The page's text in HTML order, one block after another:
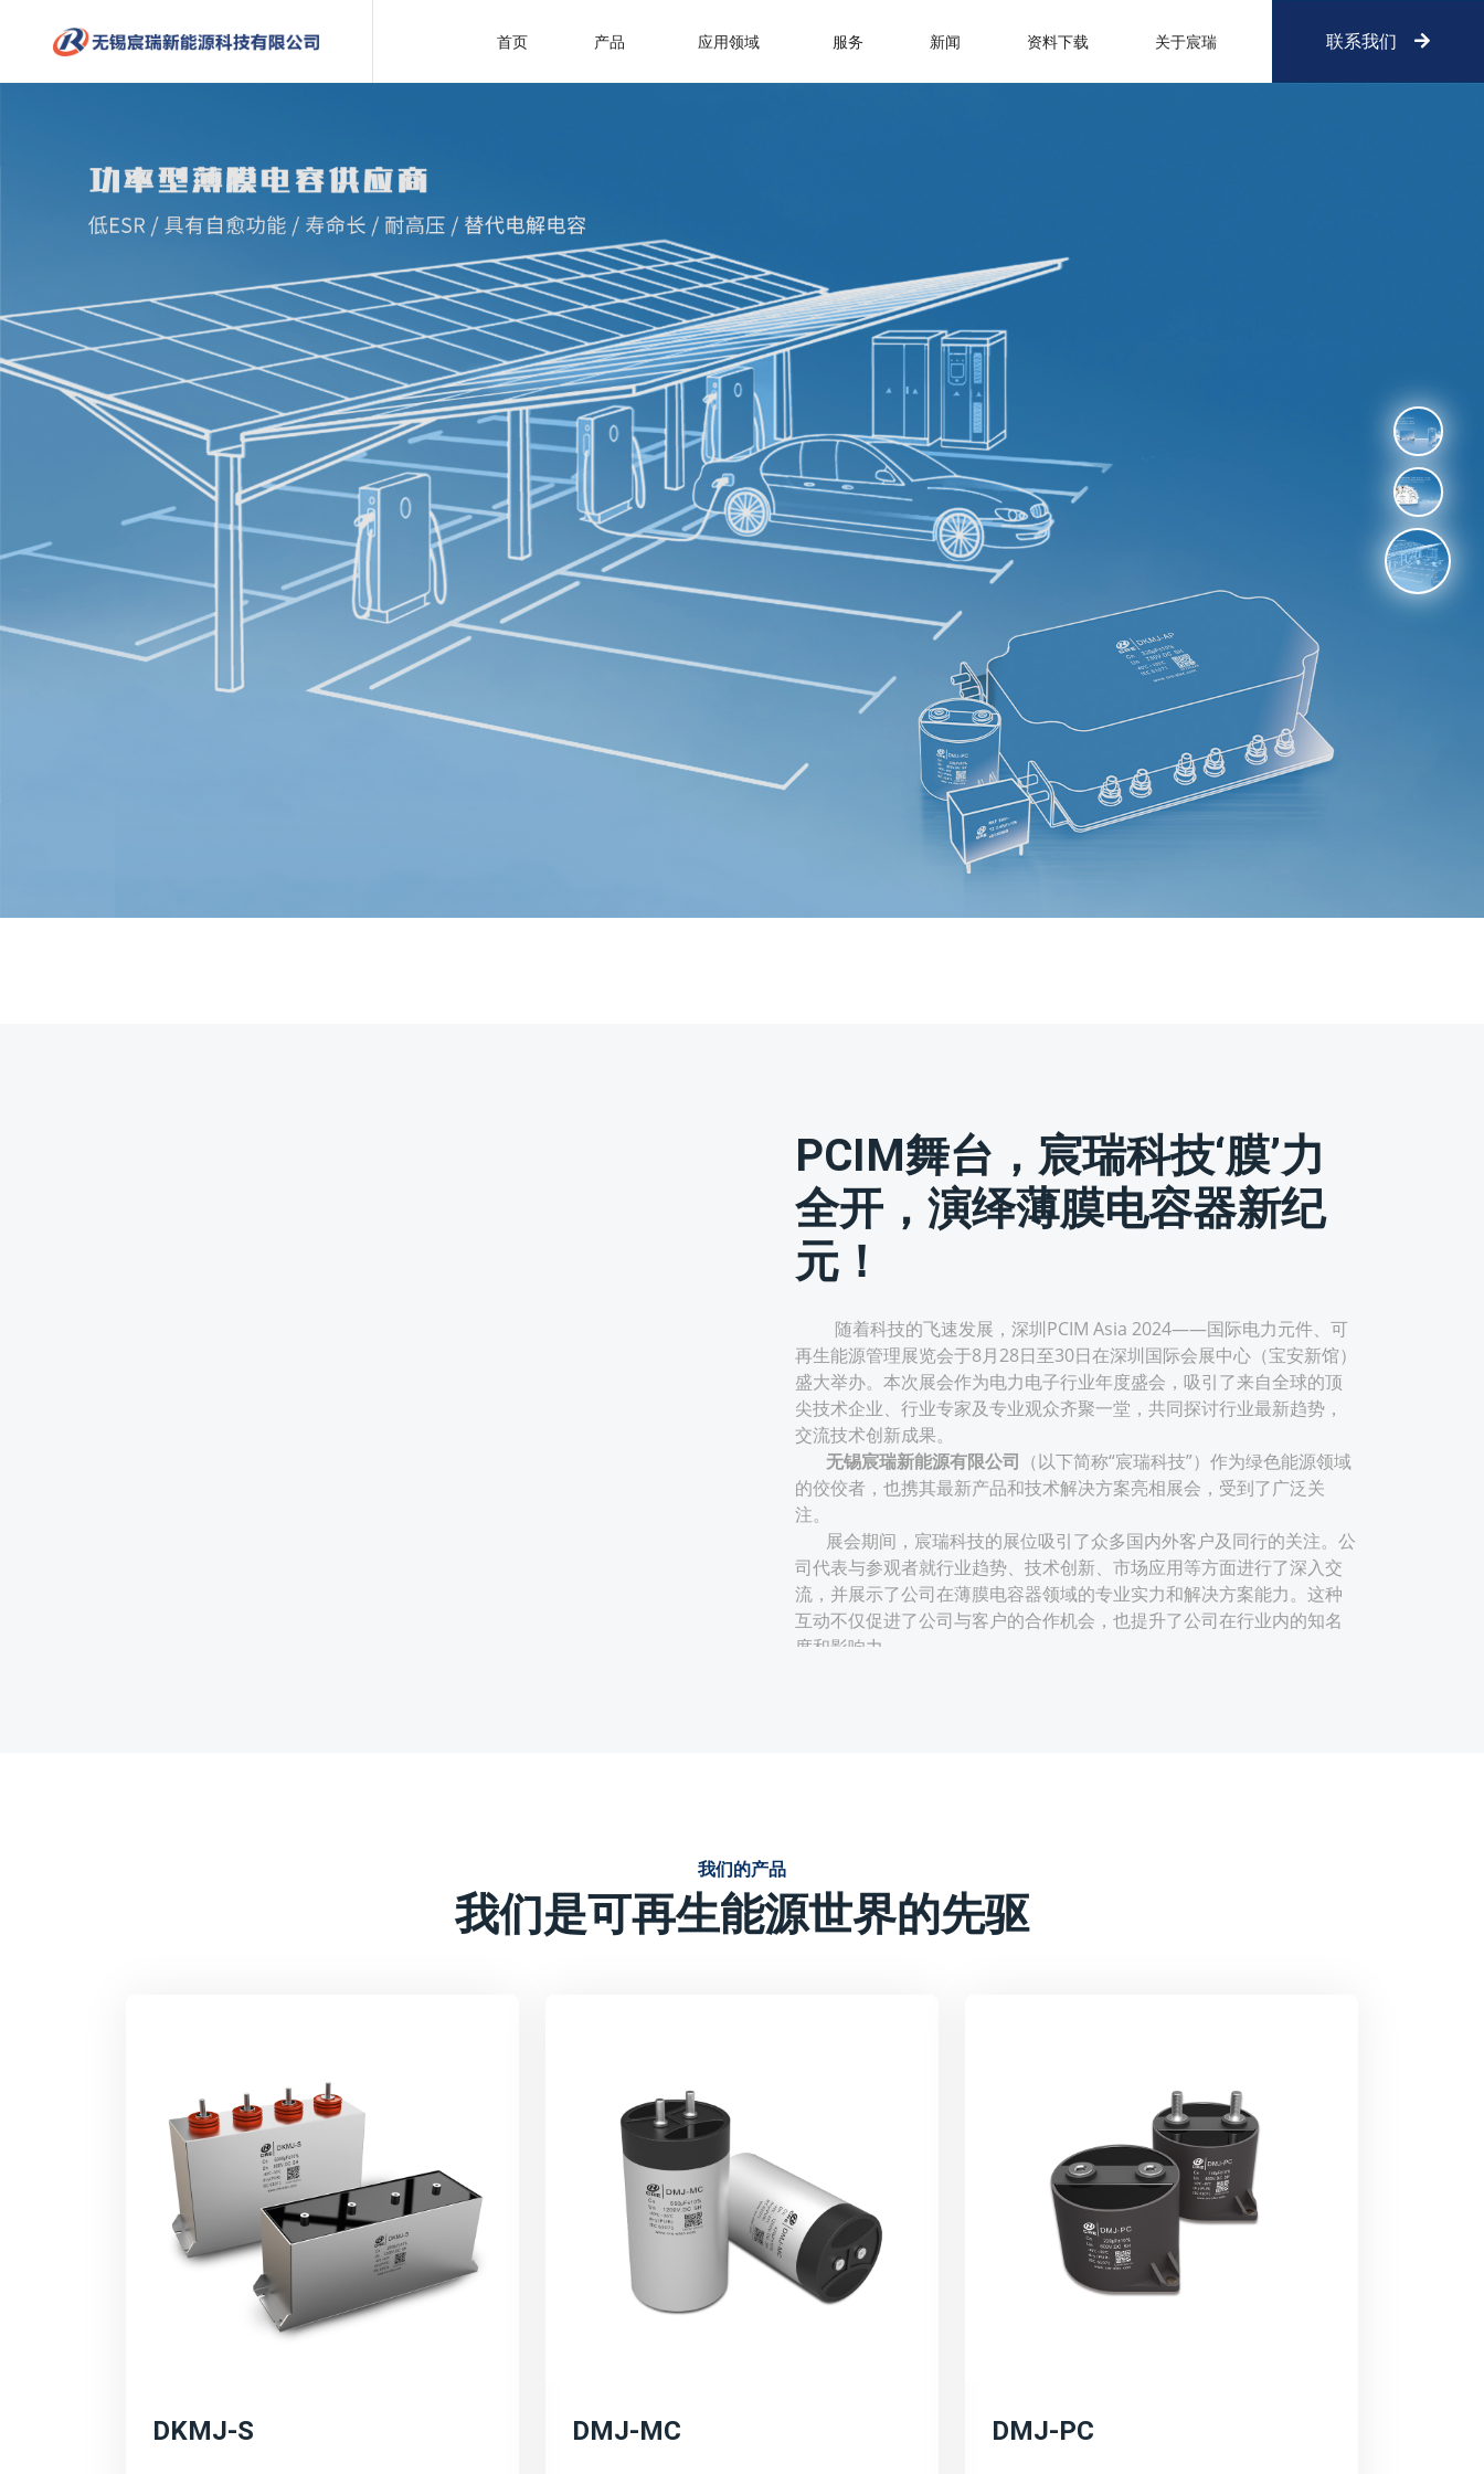
首页 产品 应用领域 服务 新闻 资料下载 关于宸瑞 联系我们
PCIM舞台，宸瑞科技‘膜’力
全开，演绎薄膜电容器新纪
元！
随着科技的飞速发展，深圳PCIM Asia 2024——国际电力元件、可
再生能源管理展览会于8月28日至30日在深圳国际会展中心（宝安新馆）
盛大举办。本次展会作为电力电子行业年度盛会，吸引了来自全球的顶
尖技术企业、行业专家及专业观众齐聚一堂，共同探讨行业最新趋势，
交流技术创新成果。
无锡宸瑞新能源有限公司 （以下简称“宸瑞科技”）作为绿色能源领域
的佼佼者，也携其最新产品和技术解决方案亮相展会，受到了广泛关
注。
展会期间，宸瑞科技的展位吸引了众多国内外客户及同行的关注。公
司代表与参观者就行业趋势、技术创新、市场应用等方面进行了深入交
流，并展示了公司在薄膜电容器领域的专业实力和解决方案能力。这种
互动不仅促进了公司与客户的合作机会，也提升了公司在行业内的知名
度和影响力。
效、可靠、环保能源解决方案的需求。
定制化解决方案：
强调宸瑞科技的薄膜电容器在提升系统效率方面的作用，如降低能量损
耗、提高电能转换效率等。同时，也突出产品的环保特性。
技术创新与研发方向：
宸瑞科技在薄膜电容器领域的长远规划和愿景，包括持续的技术创新、
宸瑞科技积极响应全球能源转型和碳中和目标，致力于推动绿色能源的
我们的产品
我们是可再生能源世界的先驱
DKMJ-S DMJ-MC DMJ-PC